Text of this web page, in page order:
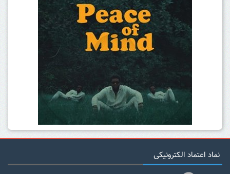
نماد اعتماد الکترونیکی